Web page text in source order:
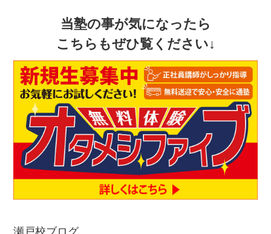
当塾の事が気になったら
こちらもぜひ覧ください↓